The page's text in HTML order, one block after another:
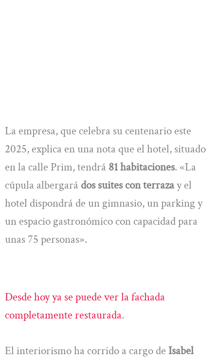
La empresa, que celebra su centenario este
2025, explica en una nota que el hotel, situado
en la calle Prim, tendrá 81 habitaciones. «La
cúpula albergará dos suites con terrazay el
hotel dispondrá de un gimnasio, un parking y
un espacio gastronómico con capacidad para
unas 75 personas».
Desde hoy ya se puede ver la fachada
completamente restaurada.
El interiorismo ha corrido a cargo de Isabel